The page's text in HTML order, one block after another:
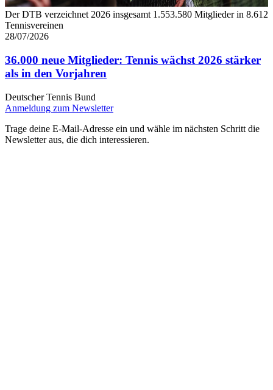
Der DTB verzeichnet 2026 insgesamt 1.553.580 Mitglieder in 8.612
Tennisvereinen
28/07/2026
36.000 neue Mitglieder: Tennis wächst 2026 stärker
als in den Vorjahren
Deutscher Tennis Bund
Anmeldung zum Newsletter
Trage deine E-Mail-Adresse ein und wähle im nächsten Schritt die
Newsletter aus, die dich interessieren.